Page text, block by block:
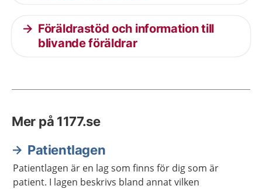
Föräldrastöd och information till
blivande föräldrar
Mer på 1177.se
Patientlagen
Patientlagen är en lag som finns för dig som är
patient. I lagen beskrivs bland annat vilken